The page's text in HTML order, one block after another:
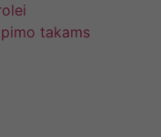
takams